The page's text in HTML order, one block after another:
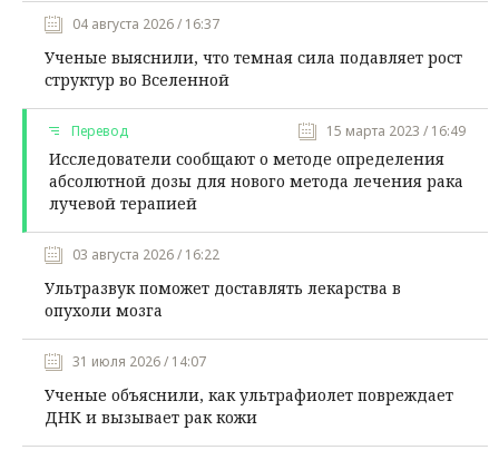
04 августа 2026 / 16:37
Ученые выяснили, что темная сила подавляет рост
структур во Вселенной
Перевод 15 марта 2023 / 16:49
Исследователи сообщают о методе определения
абсолютной дозы для нового метода лечения рака
лучевой терапией
03 августа 2026 / 16:22
Ультразвук поможет доставлять лекарства в
опухоли мозга
31 июля 2026 / 14:07
Ученые объяснили, как ультрафиолет повреждает
ДНК и вызывает рак кожи